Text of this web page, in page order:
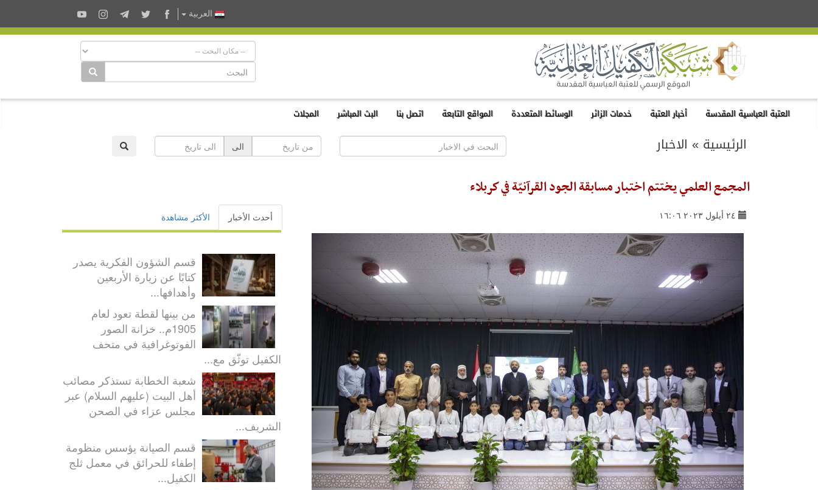
العربية
العتبة العباسية المقدسة أخبار العتبة خدمات الزائر الوسائط المتعددة المواقع التابعة اتصل بنا البث المباشر المجلات
الرئيسية » الاخبار الى
المجمع العلمي يختتم اختبار مسابقة الجود القرآنيّة في كربلاء
٢٤ أيلول ٢٠٢٣ ١٦:٠٦ أحدث الأخبار الأكثر مشاهدة
قسم الشؤون الفكرية يصدر
كتابًا عن زيارة الأربعين
وأهدافها...
من بينها لقطة تعود لعام
1905م.. خزانة الصور
الفوتوغرافية في متحف
الكفيل توثّق مع...
شعبة الخطابة تستذكر مصائب
أهل البيت (عليهم السلام) عبر
مجلس عزاء في الصحن
الشريف...
قسم الصيانة يؤسس منظومة
إطفاء للحرائق في معمل ثلج
الكفيل...